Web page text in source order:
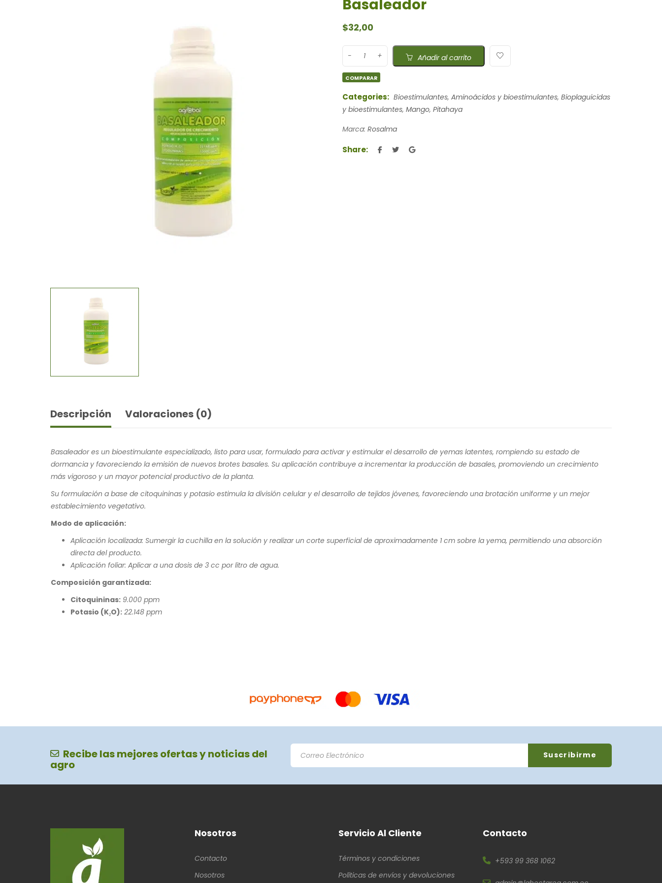
Basaleador
$32,00
Añadir al carrito
COMPARAR
Categories: Bioestimulantes, Aminoácidos y bioestimulantes, Bioplaguicidas
y bioestimulantes, Mango, Pitahaya
Marca: Rosalma
Share:
Descripción Valoraciones (0)
Basaleador es un bioestimulante especializado, listo para usar, formulado para activar y estimular el desarrollo de yemas latentes, rompiendo su estado de
dormancia y favoreciendo la emisión de nuevos brotes basales. Su aplicación contribuye a incrementar la producción de basales, promoviendo un crecimiento
más vigoroso y un mayor potencial productivo de la planta.
Su formulación a base de citoquininas y potasio estimula la división celular y el desarrollo de tejidos jóvenes, favoreciendo una brotación uniforme y un mejor
establecimiento vegetativo.
Modo de aplicación:
Aplicación localizada: Sumergir la cuchilla en la solución y realizar un corte superficial de aproximadamente 1 cm sobre la yema, permitiendo una absorción
directa del producto.
Aplicación foliar: Aplicar a una dosis de 3 cc por litro de agua.
Composición garantizada:
Citoquininas: 9.000 ppm
Potasio (K₂O): 22.148 ppm
Recibe las mejores ofertas y noticias del
agro
Nosotros
Contacto
Nosotros
Servicio Al Cliente
Términos y condiciones
Políticas de envíos y devoluciones
Contacto
+593 99 368 1062